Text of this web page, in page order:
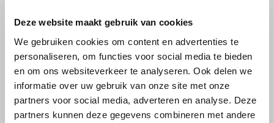
Deze website maakt gebruik van cookies
We gebruiken cookies om content en advertenties te
personaliseren, om functies voor social media te bieden
en om ons websiteverkeer te analyseren. Ook delen we
informatie over uw gebruik van onze site met onze
partners voor social media, adverteren en analyse. Deze
partners kunnen deze gegevens combineren met andere
Kamerlid Goudzwaard (JA21)
bezoekt melkveehouderij in
Súdwest-Fryslân
LTO Nederland ontving gisteren Tweede Kamerlid
Maarten Goudzwaard (JA21) en beleidsmedewerker
Ronald Oenema op het melkveebedrijf van Jolmer de
Vries in It Heidenskip.